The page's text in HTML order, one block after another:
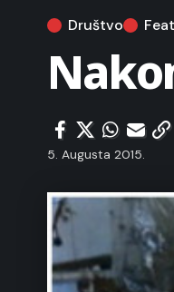
Društvo
5. Augusta 2015.